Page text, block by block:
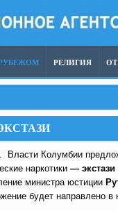
РЕЛИГИЯ ОТ
. Власти Колумбии
наркотики — экстази
министра юстиции
будет направлено в